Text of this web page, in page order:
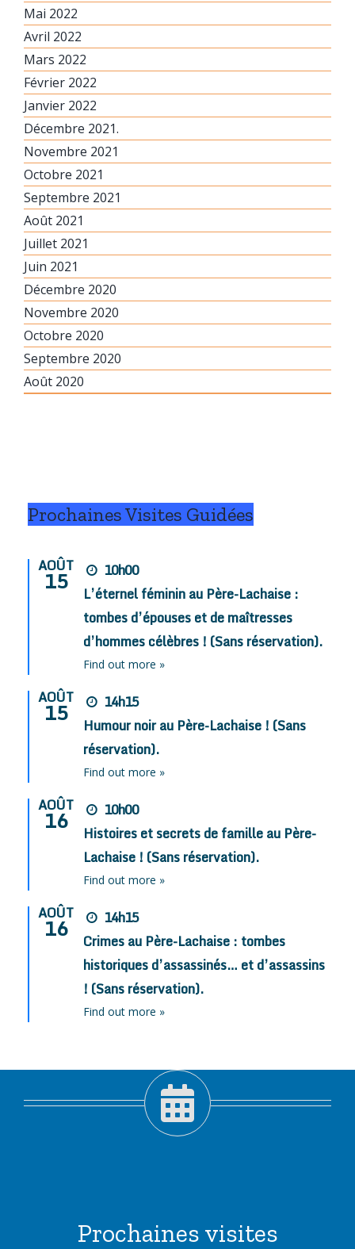
Mai 2022
Avril 2022
Mars 2022
Février 2022
Janvier 2022
Décembre 2021.
Novembre 2021
Octobre 2021
Septembre 2021
Août 2021
Juillet 2021
Juin 2021
Décembre 2020
Novembre 2020
Octobre 2020
Septembre 2020
Août 2020
Prochaines Visites Guidées
AOÛT
15
10h00
L’éternel féminin au Père-Lachaise :
tombes d’épouses et de maîtresses
d’hommes célèbres ! (Sans réservation).
Find out more »
AOÛT
15
14h15
Humour noir au Père-Lachaise ! (Sans
réservation).
Find out more »
AOÛT
16
10h00
Histoires et secrets de famille au Père-
Lachaise ! (Sans réservation).
Find out more »
AOÛT
16
14h15
Crimes au Père-Lachaise : tombes
historiques d’assassinés… et d’assassins
! (Sans réservation).
Find out more »
Prochaines visites